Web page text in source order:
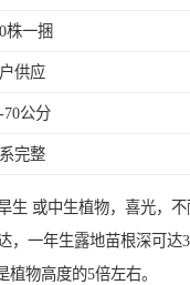
株一捆
供应
70公分
完整
生 或中生植物，喜光，
，一年生露地苗根深可达
植物高度的5倍左右。